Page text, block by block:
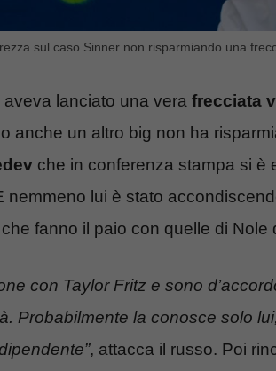
sul caso Sinner non risparmiando una
lanciato una vera frecciata
anche un altro big non ha
che in conferenza stampa si è
nemmeno lui è stato
fanno il paio con quelle di Nole
con Taylor Fritz e sono
Probabilmente la conosce solo
, attacca il russo. Poi